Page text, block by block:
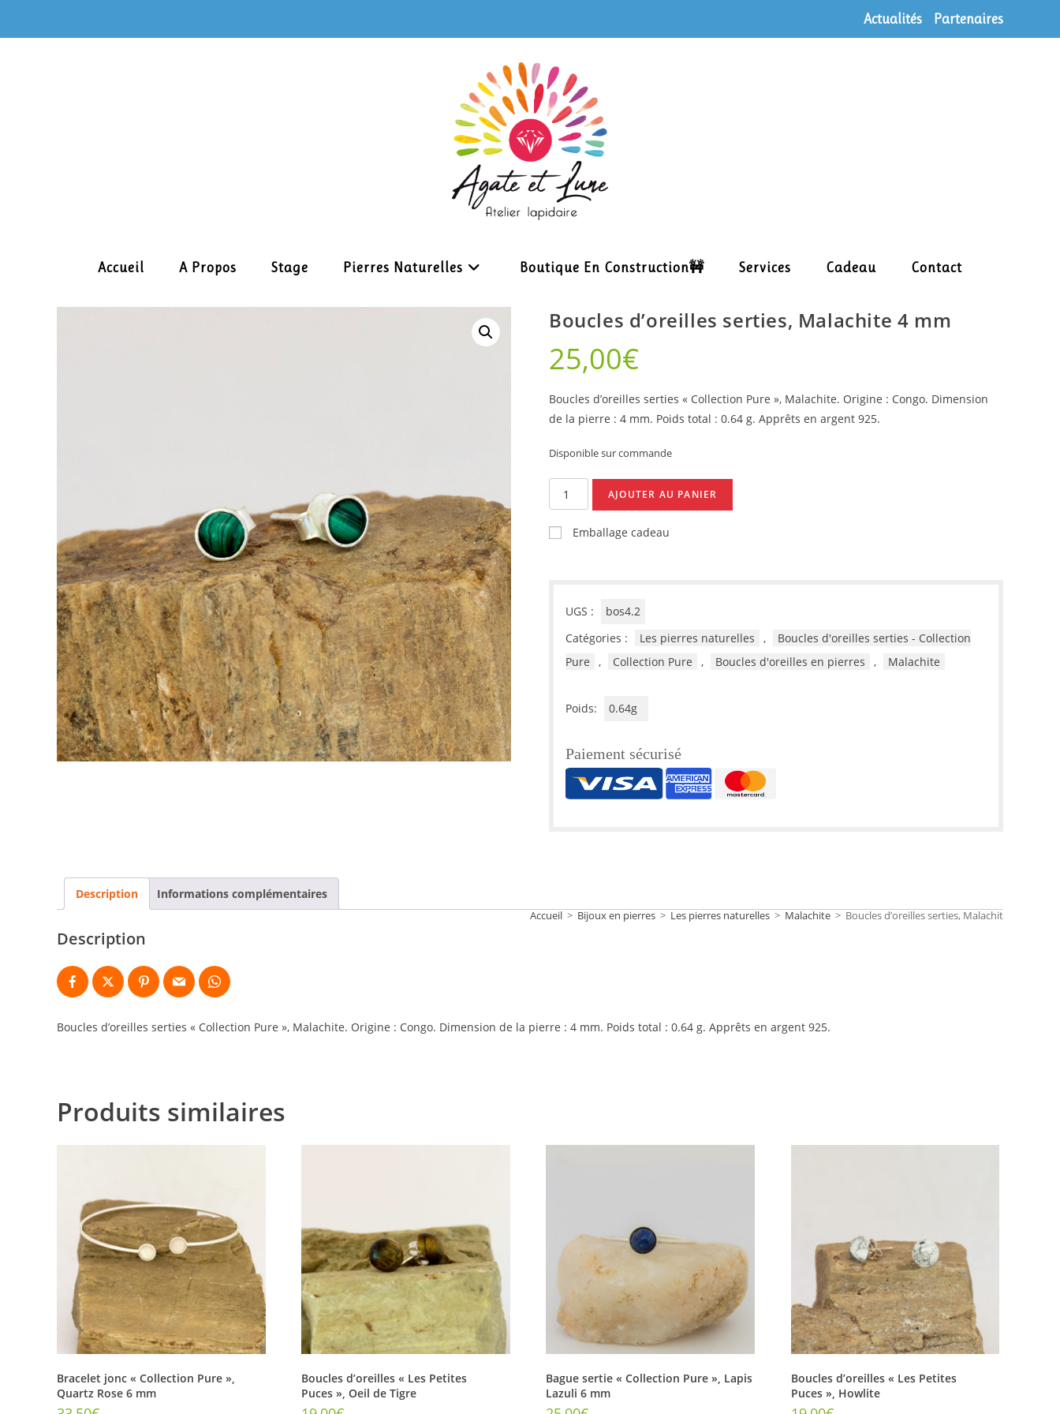
Actualités Partenaires
Accueil A Propos Stage Pierres Naturelles Boutique En Construction🚧 Services Cadeau Contact
Accueil > Bijoux en pierres > Les pierres naturelles > Malachite > Boucles d’oreilles serties, Malachite 4 mm
Boucles d’oreilles serties, Malachite 4 mm
25,00€
Boucles d’oreilles serties « Collection Pure », Malachite. Origine : Congo. Dimension
de la pierre : 4 mm. Poids total : 0.64 g. Apprêts en argent 925.
Disponible sur commande
quantité
de
Boucles
AJOUTER AU PANIER
Emballage cadeau
UGS :
bos4.2
Catégories :
Les pierres naturelles ,
Boucles d'oreilles serties - Collection
Pure
, Collection Pure , Boucles d'oreilles en pierres , Malachite
Poids: 0.64g
Paiement sécurisé
Description Informations complémentaires
Description
Boucles d’oreilles serties « Collection Pure », Malachite. Origine : Congo. Dimension de la pierre : 4 mm. Poids total : 0.64 g. Apprêts en argent 925.
Produits similaires
Bracelet jonc « Collection Pure »,
Quartz Rose 6 mm
Boucles d’oreilles « Les Petites
Puces », Oeil de Tigre
Bague sertie « Collection Pure », Lapis
Lazuli 6 mm
Boucles d’oreilles « Les Petites
Puces », Howlite